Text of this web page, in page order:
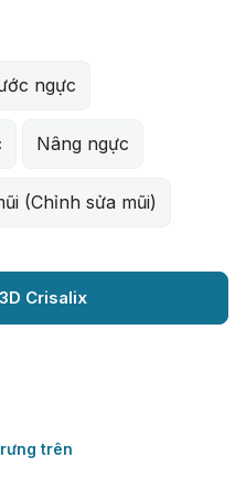
ngực
Nâng ngực
(Chỉnh sửa mũi)
Crisalix
trên